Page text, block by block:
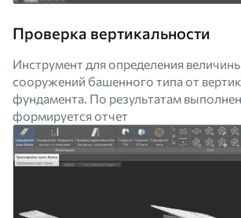
Проверка вертикальности
Инструмент для определения
сооружений башенного типа от
фундамента. По результатам
формируется отчет